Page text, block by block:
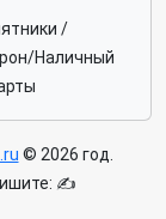
/
Наличный
© 2026 год.
✍